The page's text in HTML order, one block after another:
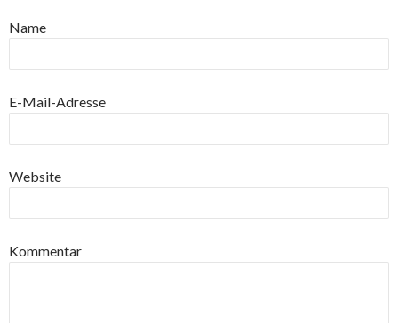
Name
E-Mail-Adresse
Website
Kommentar